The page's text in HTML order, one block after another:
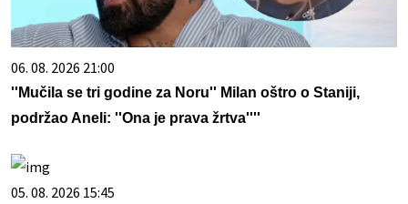
06. 08. 2026 21:00
''Mučila se tri godine za Noru'' Milan oštro o Staniji,
podržao Aneli: ''Ona je prava žrtva''''
05. 08. 2026 15:45